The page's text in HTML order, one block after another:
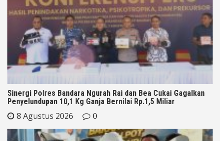
Sinergi Polres Bandara Ngurah Rai dan Bea Cukai Gagalkan
Penyelundupan 10,1 Kg Ganja Bernilai Rp.1,5 Miliar
8 Agustus 2026 0